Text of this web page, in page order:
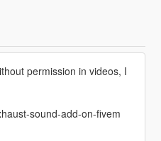
permission in videos, I
sound-add-on-fivem